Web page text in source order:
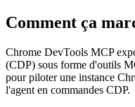
Comment ça
Chrome DevTools MCP
(CDP) sous forme d'outils
pour piloter une instance
l'agent en commandes CDP.